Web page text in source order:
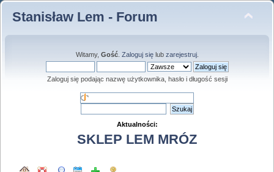
Stanisław Lem - Forum
Witamy, Gość. Zaloguj sięlub zarejestruj.
Zaloguj się podając nazwę użytkownika, hasło i długość sesji
Aktualności:
SKLEP LEM MRÓZ